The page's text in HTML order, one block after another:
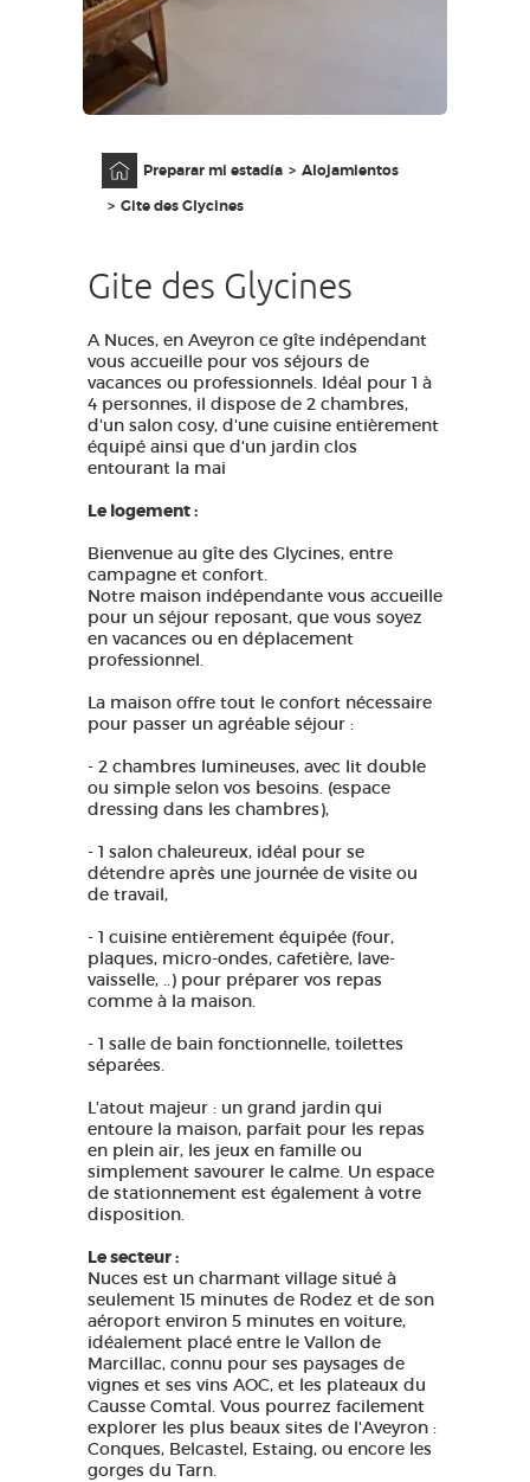
ES
Preparar mi estadía
Alojamientos
Gite des Glycines
Gite des Glycines
A Nuces, en Aveyron ce gîte indépendant
vous accueille pour vos séjours de
vacances ou professionnels. Idéal pour 1 à
4 personnes, il dispose de 2 chambres,
d'un salon cosy, d'une cuisine entièrement
équipé ainsi que d'un jardin clos
entourant la mai
Le logement :
Bienvenue au gîte des Glycines, entre
campagne et confort.
Notre maison indépendante vous accueille
pour un séjour reposant, que vous soyez
en vacances ou en déplacement
professionnel.
La maison offre tout le confort nécessaire
pour passer un agréable séjour :
- 2 chambres lumineuses, avec lit double
ou simple selon vos besoins. (espace
dressing dans les chambres),
- 1 salon chaleureux, idéal pour se
détendre après une journée de visite ou
de travail,
- 1 cuisine entièrement équipée (four,
plaques, micro-ondes, cafetière, lave-
vaisselle, ..) pour préparer vos repas
comme à la maison.
- 1 salle de bain fonctionnelle, toilettes
séparées.
L'atout majeur : un grand jardin qui
entoure la maison, parfait pour les repas
en plein air, les jeux en famille ou
simplement savourer le calme. Un espace
de stationnement est également à votre
disposition.
Le secteur :
Nuces est un charmant village situé à
seulement 15 minutes de Rodez et de son
aéroport environ 5 minutes en voiture,
idéalement placé entre le Vallon de
Marcillac, connu pour ses paysages de
vignes et ses vins AOC, et les plateaux du
Causse Comtal. Vous pourrez facilement
explorer les plus beaux sites de l'Aveyron :
Conques, Belcastel, Estaing, ou encore les
gorges du Tarn.